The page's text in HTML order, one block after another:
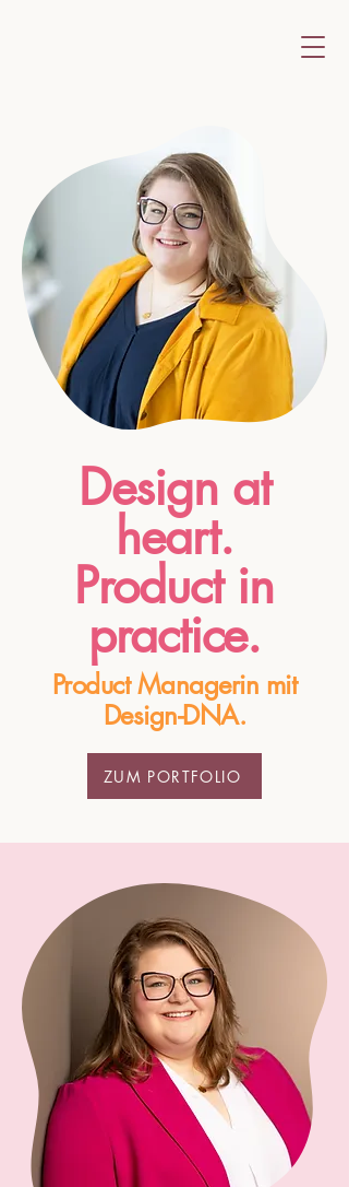
Design at
heart.
Product in
practice.
Product Managerin mit
Design-DNA.
ZUM PORTFOLIO